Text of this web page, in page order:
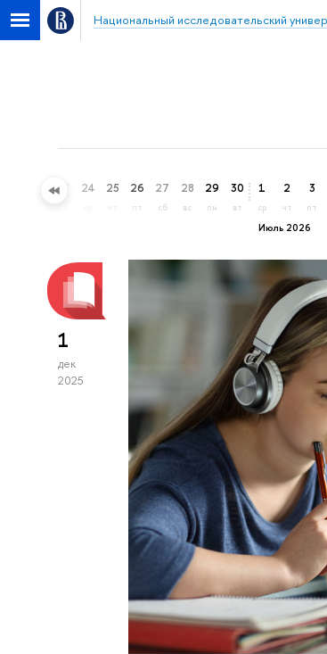
Национальный исследовательский
23 24 25 26
пт
27
сб
28
вс
29
пн
30
вт
Июль 2026
1
ср
2
чт
3
пт
1
дек
2025